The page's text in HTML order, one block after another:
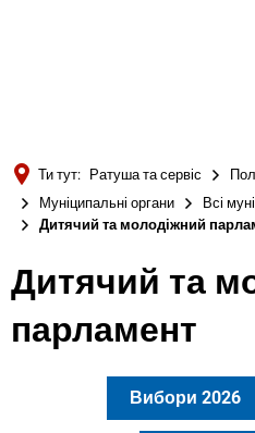
Ти тут: Ратуша та сервіс
Муніципальні органи
Всі
Дитячий та молодіжний
Дитячий та
парламент
Вибори 2026